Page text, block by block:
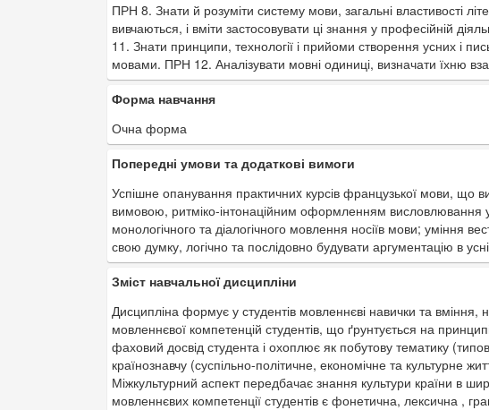
ПРН 8. Знати й розуміти систему мови, загальні властивості
вивчаються, і вміти застосовувати ці знання у професійній
11. Знати принципи, технології і прийоми створення усних і
мовами. ПРН 12. Аналізувати мовні одиниці, визначати їхню
Форма навчання
Очна форма
Попередні умови та додаткові вимоги
Успішне опанування практичниx курсів французької мови, що
вимовою, ритміко-інтонаційним оформленням висловлювання у
монологічного та діалогічного мовлення носіїв мови; уміння
свою думку, логічно та послідовно будувати аргументацію в
Зміст навчальної дисципліни
Дисципліна формує у студентів мовленнєві навички та
мовленнєвої компетенцій студентів, що ґрунтується на
фаховий досвід студента і охоплює як побутову тематику
країнознавчу (суспільно-політичне, економічне та культурне
Міжкультурний аспект передбачає знання культури країни в
мовленнєвих компетенції студентів є фонетична, лексична ,